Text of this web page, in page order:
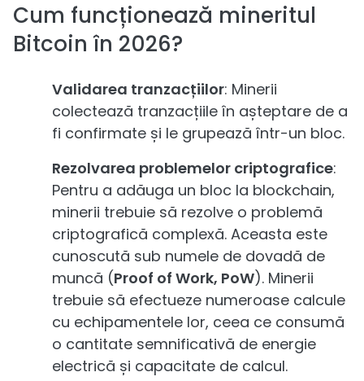
Cum funcționează mineritul
Bitcoin în 2026?
Validarea tranzacțiilor: Minerii
colectează tranzacțiile în așteptare de a
fi confirmate și le grupează într-un bloc.
Rezolvarea problemelor criptografice:
Pentru a adăuga un bloc la blockchain,
minerii trebuie să rezolve o problemă
criptografică complexă. Aceasta este
cunoscută sub numele de dovadă de
muncă (Proof of Work, PoW). Minerii
trebuie să efectueze numeroase calcule
cu echipamentele lor, ceea ce consumă
o cantitate semnificativă de energie
electrică și capacitate de calcul.